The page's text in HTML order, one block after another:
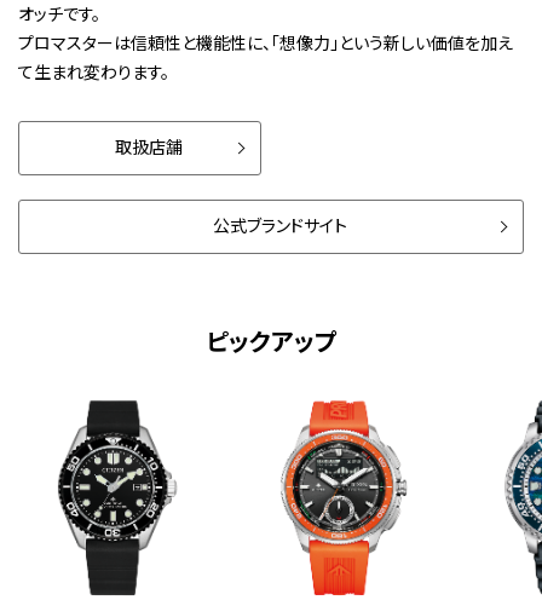
オッチです。
プロマスターは信頼性と機能性に、「想像力」という新しい価値を加え
て生まれ変わります。
取扱店舗
公式ブランドサイト
ピックアップ